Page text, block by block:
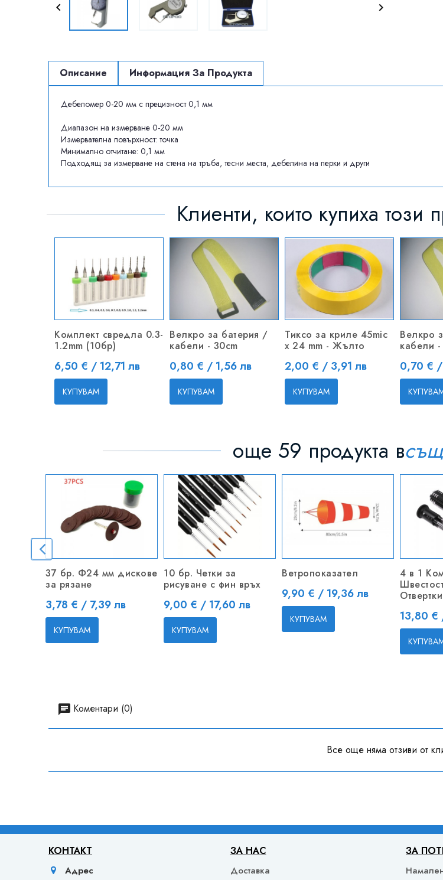
 
Описание Информация За Продукта
Дебеломер 0-20 мм с прецизност 0,1 мм
Диапазон на измерване 0-20 мм
Измервателна повърхност: точка
Минимално отчитане: 0,1 мм
Подходящ за измерване на стена на тръба, тесни места, дебелина на перки и други
Клиенти, които купиха този
Комплект свредла 0.3-
1.2mm (10бр)
Цена
6,50 € / 12,71 лв
КУПУВАМ
Велкро за батерия /
кабели - 30cm
Цена
0,80 € / 1,56 лв
КУПУВАМ
Тиксо за криле 45mic
x 24 mm - Жълто
Цена
2,00 € / 3,91 лв
КУПУВАМ
Велкро
кабели
Цена
0,70 € /
още 59 продукта в
37 бр. Ф24 мм дискове
за рязане
Цена
3,78 € / 7,39 лв
КУПУВАМ
10 бр. Четки за
рисуване с фин връх
Цена
9,00 € / 17,60 лв
КУПУВАМ
Ветропоказател
Цена
9,90 € / 19,36 лв
КУПУВАМ
4 в 1
Отвертки
Цена
13,80 €
Коментари (0)
Все още няма отзиви от
КОНТАКТ
Адрес
ЗА НАС
Доставка
ЗА